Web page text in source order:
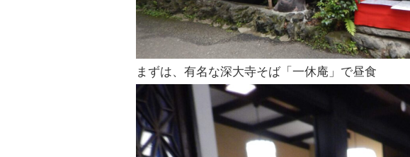
まずは、有名な深大寺そば「一休庵」で昼食